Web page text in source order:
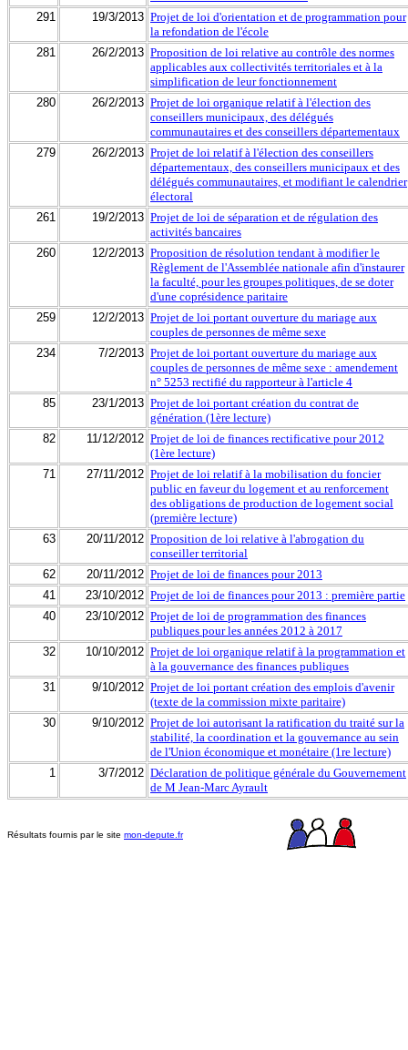
291
19/3/2013 Projet de loi d'orientation et de programmation pour
la refondation de l'école
281
26/2/2013 Proposition de loi relative au contrôle des normes
applicables aux collectivités territoriales et à la
simplification de leur fonctionnement
280
26/2/2013 Projet de loi organique relatif à l'élection des
conseillers municipaux, des délégués
communautaires et des conseillers départementaux
279
26/2/2013 Projet de loi relatif à l'élection des conseillers
départementaux, des conseillers municipaux et des
délégués communautaires, et modifiant le calendrier
électoral
261
19/2/2013 Projet de loi de séparation et de régulation des
activités bancaires
260
12/2/2013 Proposition de résolution tendant à modifier le
Règlement de l'Assemblée nationale afin d'instaurer
la faculté, pour les groupes politiques, de se doter
d'une coprésidence paritaire
259
12/2/2013 Projet de loi portant ouverture du mariage aux
couples de personnes de même sexe
234
7/2/2013 Projet de loi portant ouverture du mariage aux
couples de personnes de même sexe : amendement
n° 5253 rectifié du rapporteur à l'article 4
85
23/1/2013 Projet de loi portant création du contrat de
génération (1ère lecture)
82
11/12/2012 Projet de loi de finances rectificative pour 2012
(1ère lecture)
71
27/11/2012 Projet de loi relatif à la mobilisation du foncier
public en faveur du logement et au renforcement
des obligations de production de logement social
(première lecture)
63
20/11/2012 Proposition de loi relative à l'abrogation du
conseiller territorial
62
20/11/2012 Projet de loi de finances pour 2013
41
23/10/2012 Projet de loi de finances pour 2013 : première partie
40
23/10/2012 Projet de loi de programmation des finances
publiques pour les années 2012 à 2017
32
10/10/2012 Projet de loi organique relatif à la programmation et
à la gouvernance des finances publiques
31
9/10/2012 Projet de loi portant création des emplois d'avenir
(texte de la commission mixte paritaire)
30
9/10/2012 Projet de loi autorisant la ratification du traité sur la
stabilité, la coordination et la gouvernance au sein
de l'Union économique et monétaire (1re lecture)
1
3/7/2012 Déclaration de politique générale du Gouvernement
de M Jean-Marc Ayrault
Résultats fournis par le site mon-depute.fr